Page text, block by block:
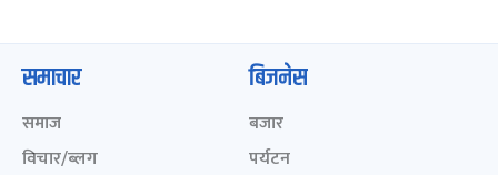
समाचार
समाज
विचार/ब्लग
बिजनेस
बजार
पर्यटन